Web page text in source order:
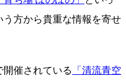
方から貴重な情報を寄せ
催されている
「清流青空